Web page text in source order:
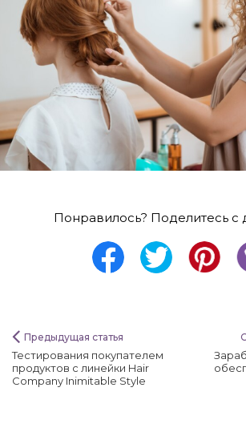
Понравилось? Поделитесь с
Предыдущая статья
Тестирования покупателем
продуктов с линейки Hair
Company Inimitable Style